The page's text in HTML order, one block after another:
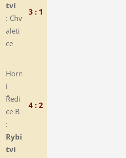
tví
: Chv
aleti
ce
3 : 1
Horn
í
Ředi
ce B
:
Rybi
tví
4 : 2